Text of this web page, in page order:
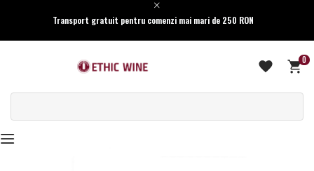
Transport gratuit pentru comenzi mai mari de 250 RON
0